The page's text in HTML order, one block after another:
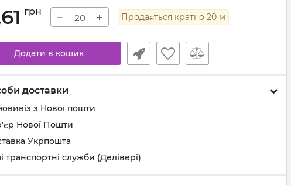
грн − + Продається кратно 20 м
Додати в кошик
доставки
з Нової пошти
Нової Пошти
Укрпошта
транспортні служби (Делівері)